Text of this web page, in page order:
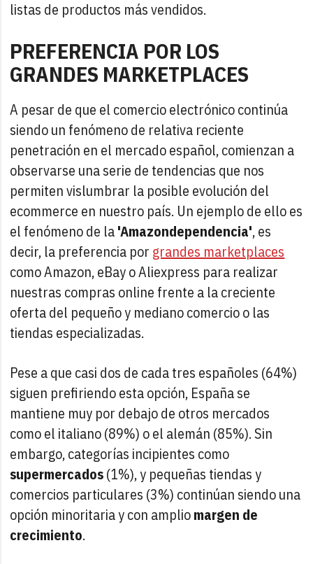
listas de productos más vendidos.
PREFERENCIA POR LOS
GRANDES MARKETPLACES
A pesar de que el comercio electrónico continúa
siendo un fenómeno de relativa reciente
penetración en el mercado español, comienzan a
observarse una serie de tendencias que nos
permiten vislumbrar la posible evolución del
ecommerce en nuestro país. Un ejemplo de ello es
el fenómeno de la'Amazondependencia', es
decir, la preferencia por grandes marketplaces
como Amazon, eBay o Aliexpress para realizar
nuestras compras online frente a la creciente
oferta del pequeño y mediano comercio o las
tiendas especializadas.
Pese a que casi dos de cada tres españoles (64%)
siguen prefiriendo esta opción, España se
mantiene muy por debajo de otros mercados
como el italiano (89%) o el alemán (85%). Sin
embargo, categorías incipientes como
supermercados(1%), y pequeñas tiendas y
comercios particulares (3%) continúan siendo una
opción minoritaria y con ampliomargen de
crecimiento.